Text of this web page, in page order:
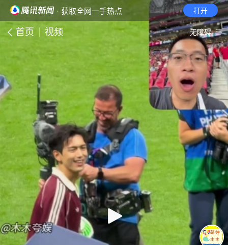
· 获取全网一手热点 打开
首页 视频 无障碍